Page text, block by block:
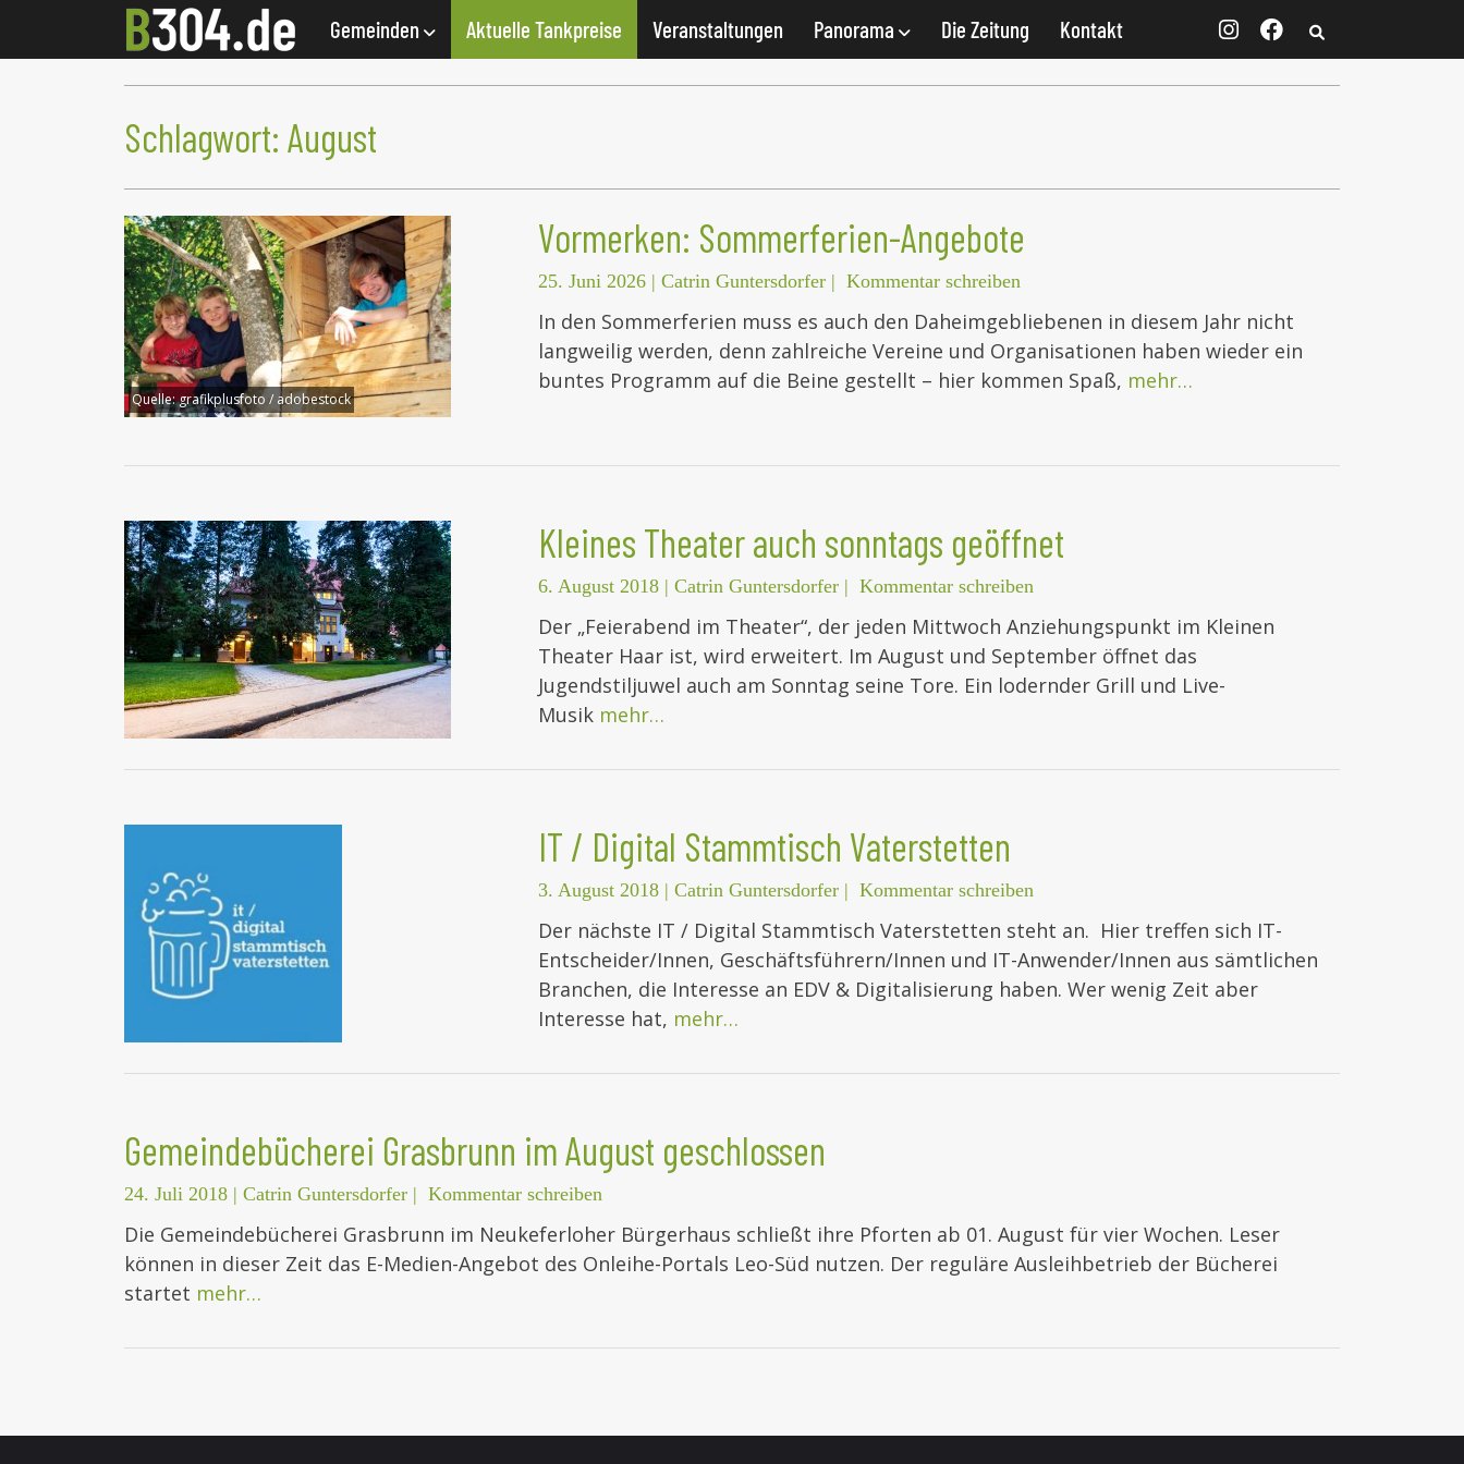
Gemeinden Aktuelle Tankpreise Veranstaltungen Panorama Die Zeitung Kontakt
Schlagwort: August
Quelle:grafikplusfoto / adobestock
Vormerken: Sommerferien-Angebote
25. Juni 2026 | Catrin Guntersdorfer | Kommentar schreiben
In den Sommerferien muss es auch den Daheimgebliebenen in diesem Jahr nicht
langweilig werden, denn zahlreiche Vereine und Organisationen haben wieder ein
buntes Programm auf die Beine gestellt – hier kommen Spaß, mehr…
Kleines Theater auch sonntags geöffnet
6. August 2018 | Catrin Guntersdorfer | Kommentar schreiben
Der „Feierabend im Theater“, der jeden Mittwoch Anziehungspunkt im Kleinen
Theater Haar ist, wird erweitert. Im August und September öffnet das
Jugendstiljuwel auch am Sonntag seine Tore. Ein lodernder Grill und Live-
Musik mehr…
IT / Digital Stammtisch Vaterstetten
3. August 2018 | Catrin Guntersdorfer | Kommentar schreiben
Der nächste IT / Digital Stammtisch Vaterstetten steht an. Hier treffen sich IT-
Entscheider/Innen, Geschäftsführern/Innen und IT-Anwender/Innen aus sämtlichen
Branchen, die Interesse an EDV & Digitalisierung haben. Wer wenig Zeit aber
Interesse hat, mehr…
Gemeindebücherei Grasbrunn im August geschlossen
24. Juli 2018 | Catrin Guntersdorfer | Kommentar schreiben
Die Gemeindebücherei Grasbrunn im Neukeferloher Bürgerhaus schließt ihre Pforten ab 01. August für vier Wochen. Leser
können in dieser Zeit das E-Medien-Angebot des Onleihe-Portals Leo-Süd nutzen. Der reguläre Ausleihbetrieb der Bücherei
startet mehr…